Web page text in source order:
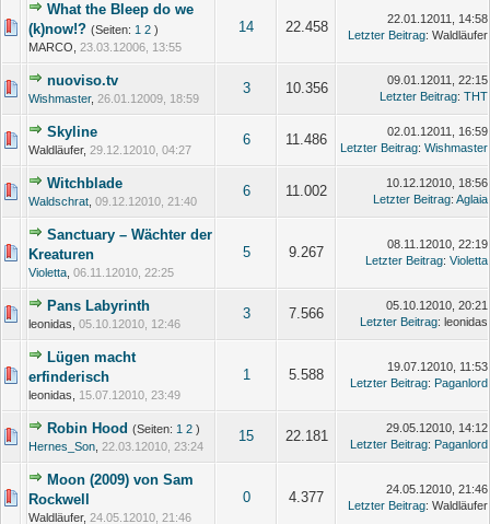
What the Bleep do we
(k)now!? (Seiten: 1 2 )
MARCO, 23.03.12006, 13:55
14 22.458
22.01.12011, 14:58
Letzter Beitrag: Waldläufer
nuoviso.tv
Wishmaster, 26.01.12009, 18:59
3 10.356
09.01.12011, 22:15
Letzter Beitrag: THT
Skyline
Waldläufer, 29.12.12010, 04:27
6 11.486
02.01.12011, 16:59
Letzter Beitrag: Wishmaster
Witchblade
Waldschrat 09.12.12010, 21:40
6 11.002
10.12.12010, 18:56
Letzter Beitrag: Aglaia
Sanctuary – Wächter der
Kreaturen
Violetta 06.11.12010, 22:25
5 9.267
08.11.12010, 22:19
Letzter Beitrag: Violetta
Pans Labyrinth
leonidas, 05.10.12010, 12:46
3 7.566
05.10.12010, 20:21
Letzter Beitrag: leonidas
Lügen macht
erfinderisch
leonidas, 15.07.12010, 23:49
1 5.588
19.07.12010, 11:53
Letzter Beitrag: Paganlord
Robin Hood (Seiten: 1 2 )
Hernes_Son 22.03.12010, 23:24
15 22.181
29.05.12010, 14:12
Letzter Beitrag: Paganlord
Moon (2009) von Sam
Rockwell
Waldläufer, 24.05.12010, 21:46
0 4.377
24.05.12010, 21:46
Letzter Beitrag: Waldläufer